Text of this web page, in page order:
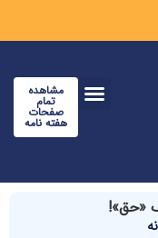
مشاهده
تمام
صفحات
هفته نامه
«حق»!